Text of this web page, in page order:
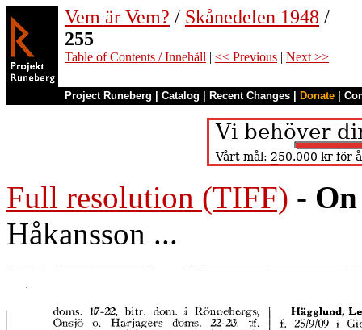
Vem är Vem? / Skånedelen 1948 /
255
Table of Contents / Innehåll | << Previous | Next >>
Project Runeberg Catalog Recent Changes Donate
Full resolution (TIFF) -
Håkansson ...